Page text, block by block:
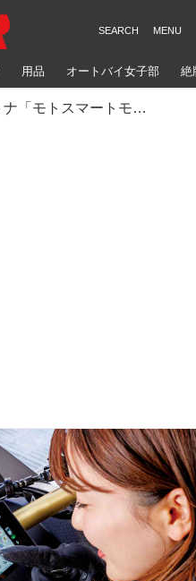
用品 オートバイ女子部 絶
デイトナ「モトスマートモニター 551」使用レビュー